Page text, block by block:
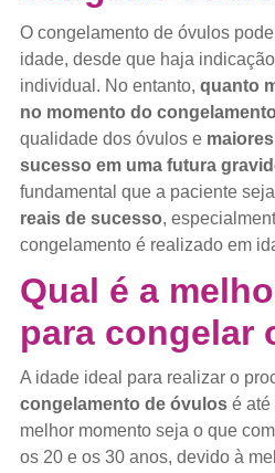
O congelamento de óvulos
idade, desde que haja
individual. No entanto, quanto
no momento do congelamento
qualidade dos óvulos e
sucesso em uma futura
fundamental que a paciente
reais de sucesso,
congelamento é realizado em
Qual é a
para congelar
A idade ideal para realizar o
congelamento de óvulosé até
melhor momento seja o que
os 20 e os 30 anos, devido à